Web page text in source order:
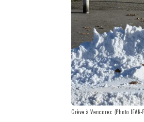
Grève à Vencorex. (Photo JEAN-